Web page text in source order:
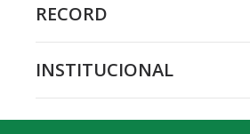
RECORD
INSTITUCIONAL